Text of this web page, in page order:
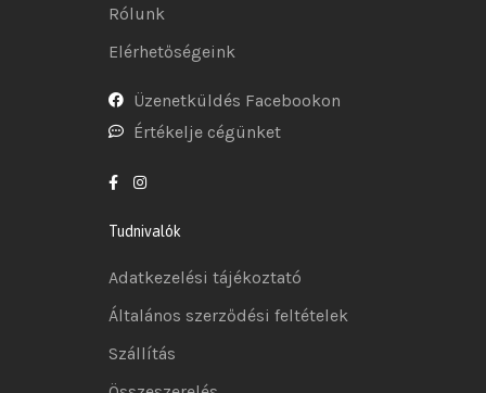
Rólunk
Elérhetőségeink
Üzenetküldés Facebookon
Értékelje cégünket
Tudnivalók
Adatkezelési tájékoztató
Általános szerződési feltételek
Szállítás